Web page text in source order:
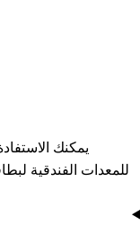
يمكنك
للمعدات الفندقية